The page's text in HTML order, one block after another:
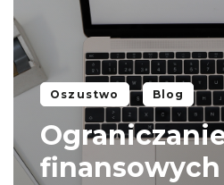
Oszustwo Blog
finansowych